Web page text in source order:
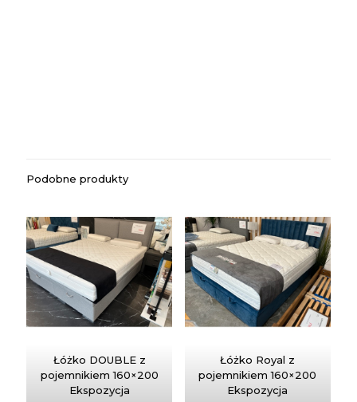
Podobne produkty
Łóżko DOUBLE z
pojemnikiem 160×200
Ekspozycja
Łóżko Royal z
pojemnikiem 160×200
Ekspozycja